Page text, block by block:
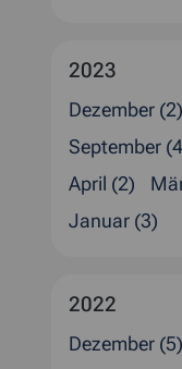
2023
Dezember (2)
September
April (2)
Januar (3)
2022
Dezember (5)